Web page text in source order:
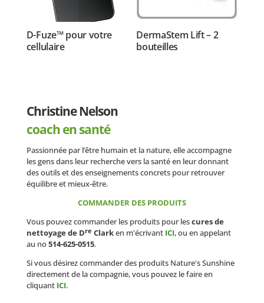
D-Fuze™ pour votre
cellulaire
DermaStem Lift – 2
bouteilles
Christine Nelson
coach en santé
Passionnée par l’être humain et la nature, elle accompagne
les gens dans leur recherche vers la santé en leur donnant
des outils et des enseignements concrets pour retrouver
équilibre et mieux-être.
COMMANDER DES PRODUITS
Vous pouvez commander les produits pour lescures de
nettoyage de Dre Clarken m'écrivant ICI, ou en appelant
au no514-625-0515.
Si vous désirez commander des produits Nature's Sunshine
directement de la compagnie, vous pouvez le faire en
cliquant ICI.